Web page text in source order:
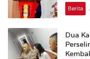
Berita
Dua